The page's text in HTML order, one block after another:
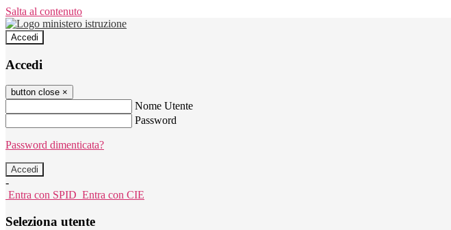
Salta al contenuto
Accedi
Accedi
button close ×
Nome Utente
Password
Password dimenticata?
-
Entra con SPID Entra con CIE
Seleziona utente